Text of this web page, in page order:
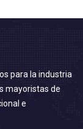
para la industria
mayoristas de
e